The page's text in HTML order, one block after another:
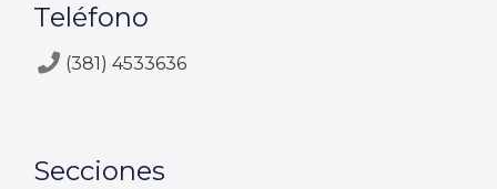
Teléfono
(381) 4533636
Secciones